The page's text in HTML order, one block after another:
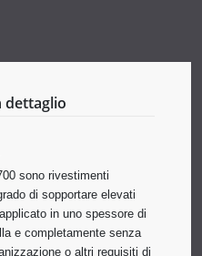
dettaglio
sono rivestimenti
di sopportare elevati
in uno spessore di
e completamente senza
o altri requisiti di